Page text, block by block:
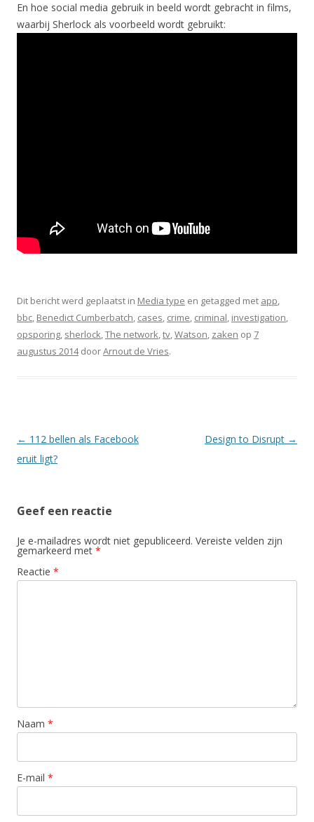
En hoe social media gebruik in beeld wordt gebracht in films,
waarbij Sherlock als voorbeeld wordt gebruikt:
Dit bericht werd geplaatst in Media type en getagged met app,
bbc, Benedict Cumberbatch, cases, crime, criminal, investigation,
opsporing, sherlock,The network,tv,Watson, zaken op 7
augustus 2014doorArnout de Vries.
Berichtnavigatie
← 112 bellen als Facebook
eruit ligt?
Design to Disrupt →
Geef een reactie
Je e-mailadres wordt niet gepubliceerd. Vereiste velden zijn
gemarkeerd met *
Reactie *
Naam *
E-mail *